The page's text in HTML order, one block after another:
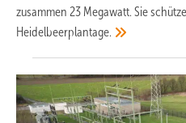
zusammen 23 Megawatt. Sie
Heidelbeerplantage.